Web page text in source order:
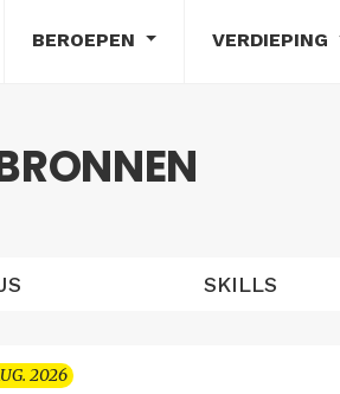
BEROEPEN VERDIEPING
SKILLS
2026